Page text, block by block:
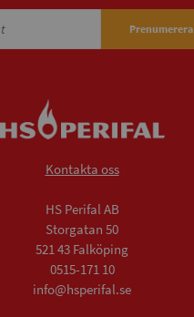
Prenumerera
Kontakta oss
HS Perifal AB
Storgatan 50
521 43 Falköping
0515-171 10
info@hsperifal.se